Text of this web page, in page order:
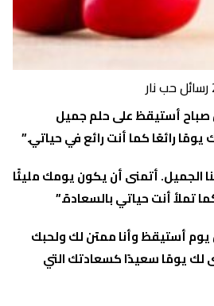
صباح أستيقظ على حلم جميل
رائعًا كما أنت رائع في حياتي.”
الجميل. أتمنى أن يكون يومك مليئًا
تملأ أنت حياتي بالسعادة.”
يوم أستيقظ وأنا ممتن لك ولحبك
لك يومًا سعيدًا كسعادتك التي